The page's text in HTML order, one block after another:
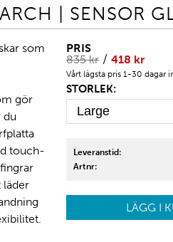
| SENSOR
som
gör
du
touch-
läder
PRIS
835kr /418 kr
Vårt lägsta pris 1-30 dagar
STORLEK:
Leveranstid:
Artnr:
LÄGG I